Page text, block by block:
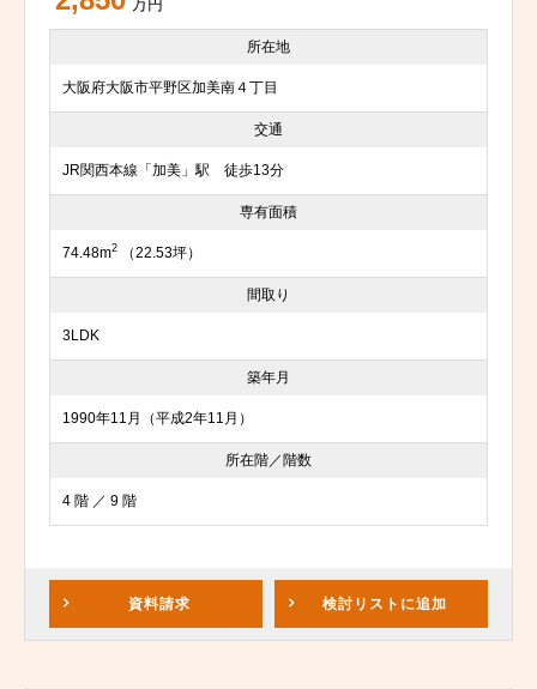
万円
所在地
大阪府大阪市平野区加美南４丁目
交通
JR関西本線「加美」駅 徒歩13分
専有面積
74.48m2 （22.53坪）
間取り
3LDK
築年月
1990年11月（平成2年11月）
所在階／階数
4 階 ／ 9 階
資料請求 検討リスト に追加